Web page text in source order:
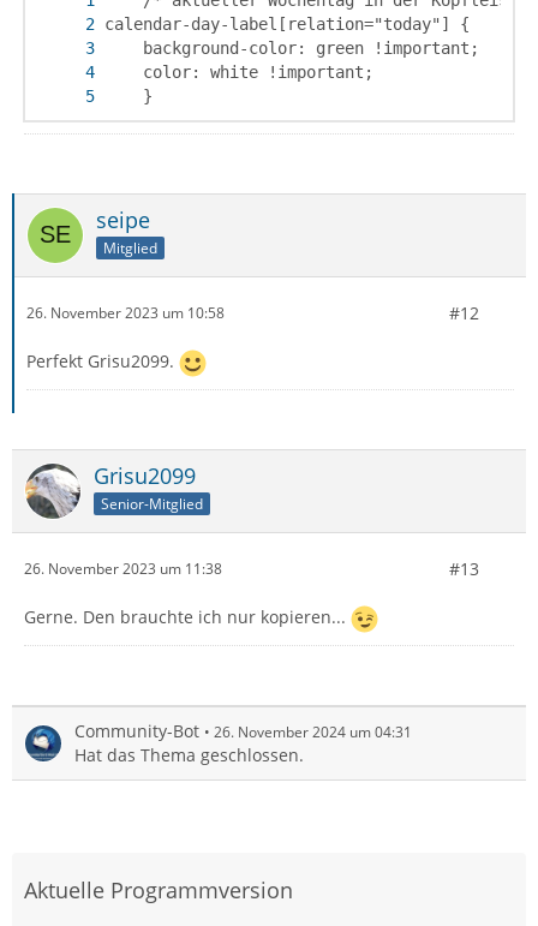
    }
seipe
Mitglied
26. November 2023 um 10:58 #12
Perfekt Grisu2099.
Grisu2099
Senior-Mitglied
26. November 2023 um 11:38 #13
Gerne. Den brauchte ich nur kopieren...
Community-Bot 26. November 2024 um 04:31
Hat das Thema geschlossen.
Aktuelle Programmversion